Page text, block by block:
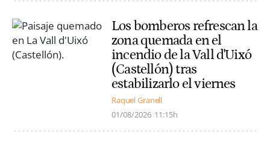
Los bomberos refrescan la
zona quemada en el
incendio de la Vall d'Uixó
(Castellón) tras
estabilizarlo el viernes
Raquel Granell
01/08/2026 11:15h